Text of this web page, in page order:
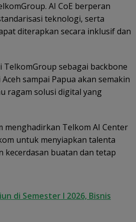
AI CoE berperan
teknologi, serta
diterapkan secara inklusif dan
sebagai backbone
sampai Papua akan semakin
ragam solusi digital yang
Telkom AI Center
untuk menyiapkan talenta
kecerdasan buatan dan tetap
di Semester I 2026, Bisnis